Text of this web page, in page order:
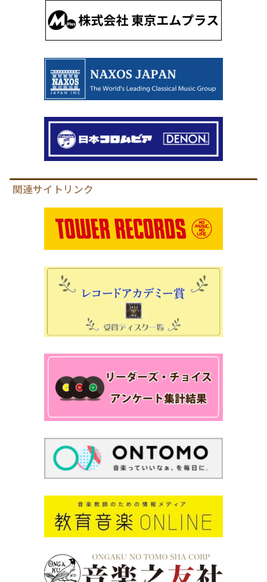
関連サイトリンク